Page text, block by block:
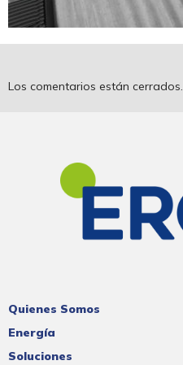
Los comentarios están cerrados.
Quienes Somos
Energía
Soluciones